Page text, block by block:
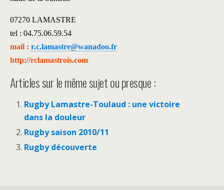
07270 LAMASTRE
tel : 04.75.06.59.54
mail : r.c.lamastre@wanadoo.fr
http://rclamastrois.com
Articles sur le même sujet ou presque :
Rugby Lamastre-Toulaud : une victoire
dans la douleur
Rugby saison 2010/11
Rugby découverte